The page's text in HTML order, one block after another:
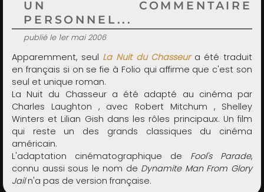
UN COMMENTAIRE
PERSONNEL...
publié le 1er mai 2006
Apparemment, seul La Nuit du Chasseura été traduit
en français si on se fie à Folio qui affirme que c'est son
seul et unique roman.
La Nuit du Chasseur a été adapté au cinéma par
Charles Laughton , avec Robert Mitchum , Shelley
Winters et Lilian Gish dans les rôles principaux. Un film
qui reste un des grands classiques du cinéma
américain.
L'adaptation cinématographique de Fool's Parade,
connu aussi sous le nom de Dynamite Man From Glory
Jailn'a pas de version française.